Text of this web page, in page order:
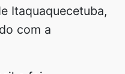
Itaquaquecetuba,
com a